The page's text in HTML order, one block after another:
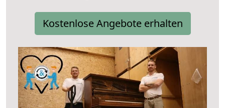
Kostenlose Angebote erhalten